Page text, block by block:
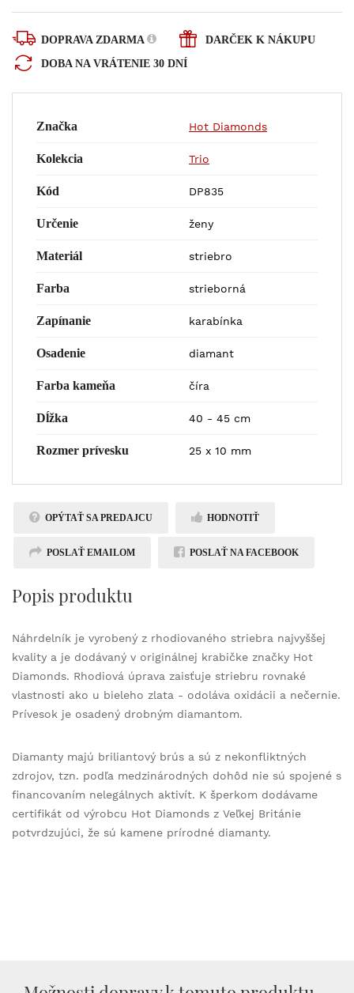
DOPRAVA ZDARMA DARČEK K NÁKUPU
DOBA NA VRÁTENIE 30 DNÍ
Značka Hot Diamonds
Kolekcia Trio
Kód DP835
Určenie ženy
Materiál striebro
Farba strieborná
Zapínanie karabínka
Osadenie diamant
Farba kameňa číra
Dĺžka 40 - 45 cm
Rozmer prívesku 25 x 10 mm
OPÝTAŤ SA PREDAJCU HODNOTIŤ
POSLAŤ EMAILOM POSLAŤ NA FACEBOOK
Popis produktu
Náhrdelník je vyrobený z rhodiovaného striebra najvyššej
kvality a je dodávaný v originálnej krabičke značky Hot
Diamonds. Rhodiová úprava zaisťuje striebru rovnaké
vlastnosti ako u bieleho zlata - odoláva oxidácii a nečernie.
Prívesok je osadený drobným diamantom.
Diamanty majú briliantový brús a sú z nekonfliktných
zdrojov, tzn. podľa medzinárodných dohôd nie sú spojené s
financovaním nelegálnych aktivít. K šperkom dodávame
certifikát od výrobcu Hot Diamonds z Veľkej Británie
potvrdzujúci, že sú kamene prírodné diamanty.